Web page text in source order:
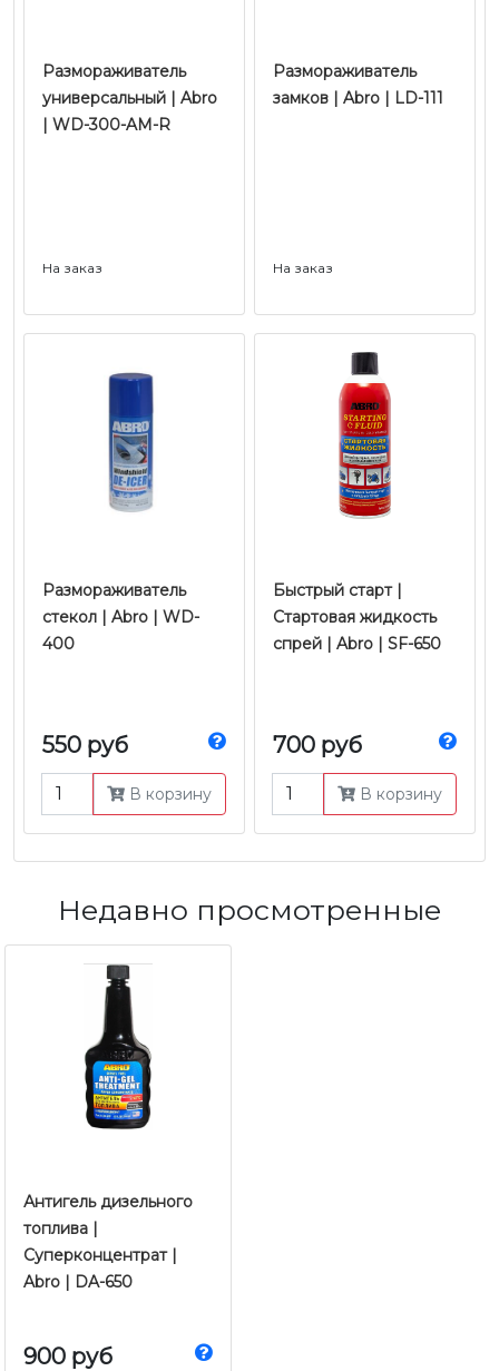
Размораживатель
универсальный | Abro
| WD-300-AM-R
На заказ
Размораживатель
замков | Abro | LD-111
На заказ
Размораживатель
стекол | Abro | WD-
400
550 руб
В корзину
Быстрый старт |
Стартовая жидкость
спрей | Abro | SF-650
700 руб
В корзину
Недавно просмотренные
Антигель дизельного
топлива |
Суперконцентрат |
Abro | DA-650
900 руб